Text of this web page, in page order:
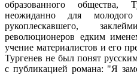
образованного общества,
неожиданно для
рукоплескавшего,
революционеров едким
учение материалистов и его
Тургенев не был понят
с публикацией романа: "Я